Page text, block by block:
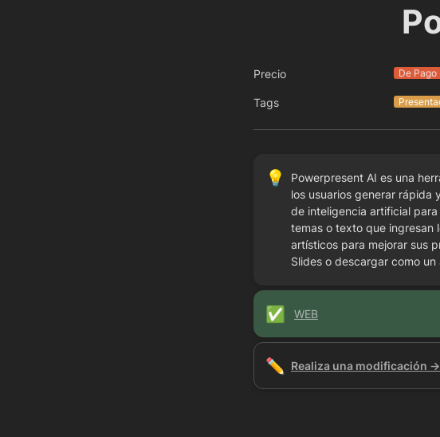
Precio De Pago
Tags
💡
Powerpresent AI es una
los usuarios generar rápida
de inteligencia artificial
temas o texto que ingresan
artísticos para mejorar sus
Slides o descargar como
✅ WEB
✏️ Realiza una modificación →